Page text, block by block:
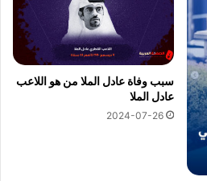
سبب وفاة عادل الملا من هو اللاعب
عادل الملا
2024-07-26